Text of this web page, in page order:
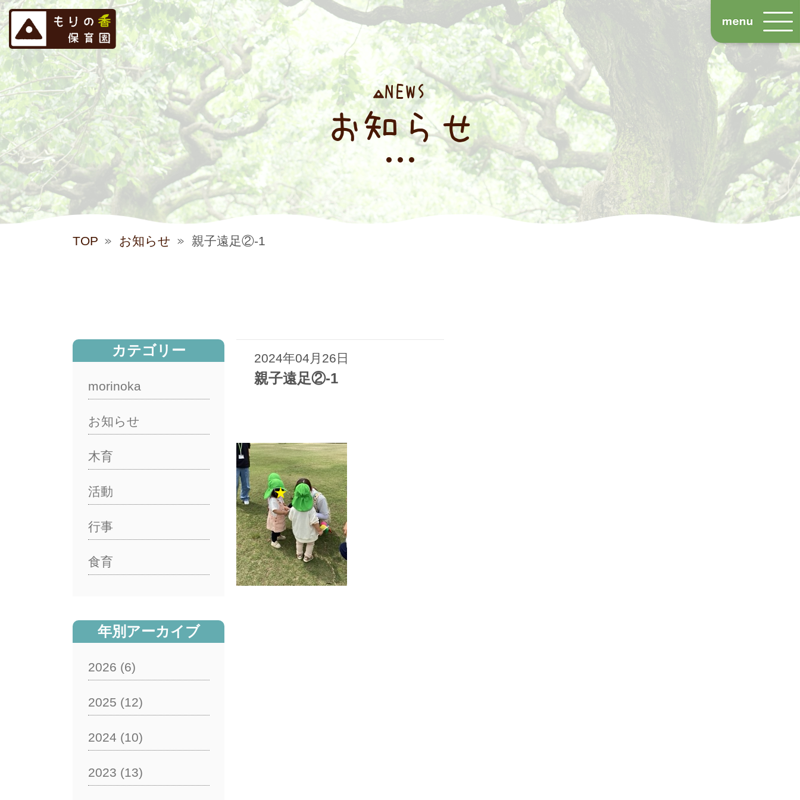
NEWS
お知らせ
TOP お知らせ 親子遠足②-1
2024年04月26日
親子遠足②-1
カテゴリー
morinoka
お知らせ
木育
活動
行事
食育
年別アーカイブ
2026 (6)
2025 (12)
2024 (10)
2023 (13)